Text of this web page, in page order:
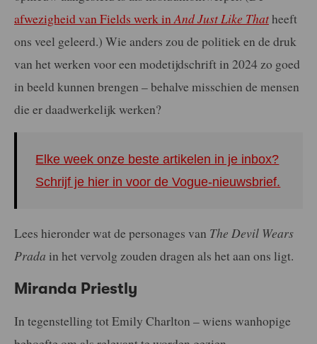
afwezigheid van Fields werk in And Just Like Thatheeft
ons veel geleerd.) Wie anders zou de politiek en de druk
van het werken voor een modetijdschrift in 2024 zo goed
in beeld kunnen brengen – behalve misschien de mensen
die er daadwerkelijk werken?
Elke week onze beste artikelen in je inbox?
Schrijf je hier in voor de Vogue-nieuwsbrief.
Lees hieronder wat de personages van The Devil Wears
Prada in het vervolg zouden dragen als het aan ons ligt.
Miranda Priestly
In tegenstelling tot Emily Charlton – wiens wanhopige